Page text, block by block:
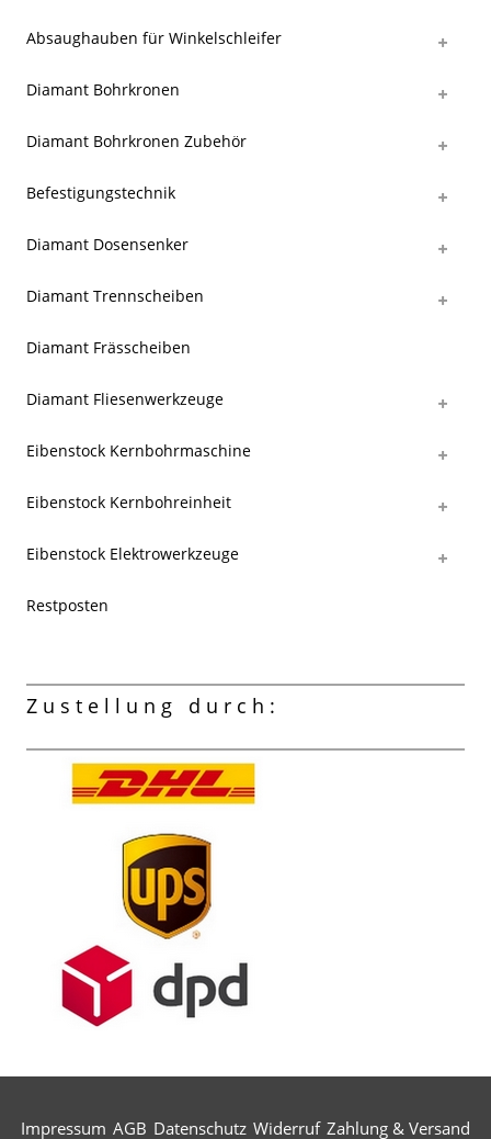
Absaughauben für Winkelschleifer
Diamant Bohrkronen
Diamant Bohrkronen Zubehör
Befestigungstechnik
Diamant Dosensenker
Diamant Trennscheiben
Diamant Frässcheiben
Diamant Fliesenwerkzeuge
Eibenstock Kernbohrmaschine
Eibenstock Kernbohreinheit
Eibenstock Elektrowerkzeuge
Restposten
Zustellung durch:
Impressum AGB Datenschutz Widerruf Zahlung & Versand